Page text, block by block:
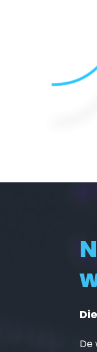
De